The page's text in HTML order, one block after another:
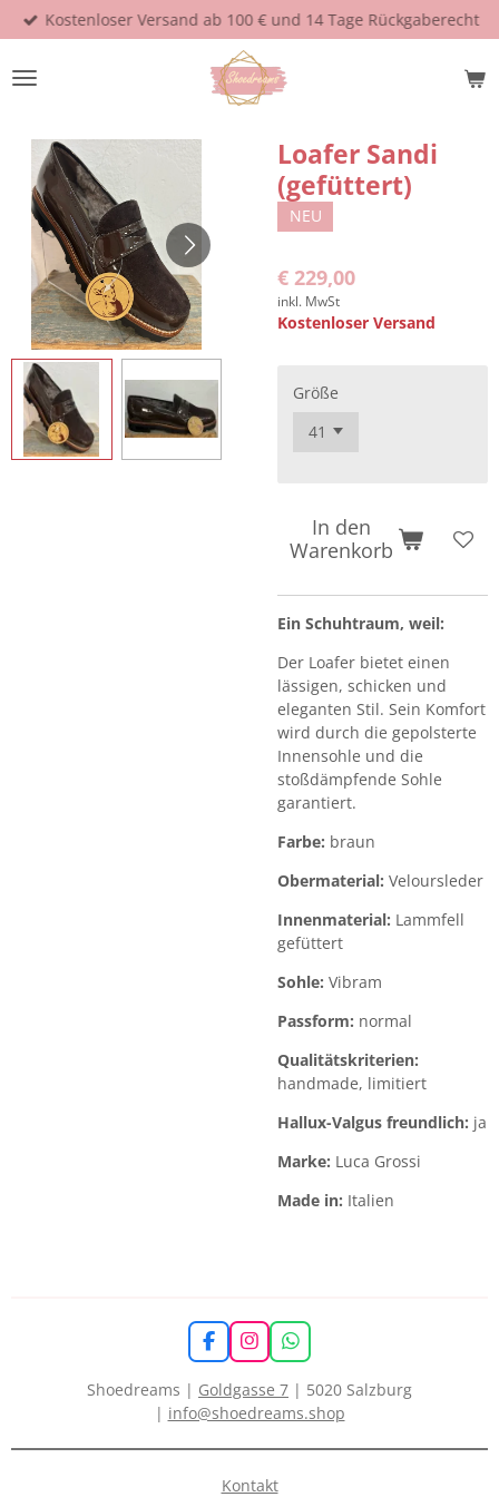
Zum
Hauptinhalt
springen
Kostenloser Versand ab 100 € und 14 Tage Rückgaberecht
Loafer Sandi
(gefüttert)
NEU
€ 229,00
inkl. MwSt
Kostenloser Versand
Größe
In den
Warenkorb
Ein Schuhtraum, weil:
Der Loafer bietet einen
lässigen, schicken und
eleganten Stil. Sein Komfort
wird durch die gepolsterte
Innensohle und die
stoßdämpfende Sohle
garantiert.
Farbe: braun
Obermaterial: Veloursleder
Innenmaterial: Lammfell
gefüttert
Sohle: Vibram
Passform: normal
Qualitätskriterien:
handmade, limitiert
Hallux-Valgus freundlich: ja
Marke: Luca Grossi
Made in: Italien
F
a
c
e
b
o
I
n
s
t
a
r
m
W
h
a
s
p
Shoedreams | Goldgasse 7 | 5020 Salzburg
| info@shoedreams.shop
Kontakt